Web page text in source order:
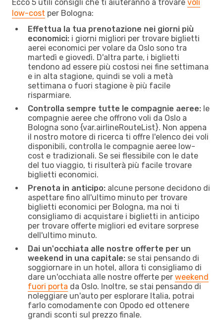
Ecco 5 utili consigli che ti aiuteranno a trovare voli
low-cost per Bologna:
Effettua la tua prenotazione nei giorni più
economici: i giorni migliori per trovare biglietti
aerei economici per volare da Oslo sono tra
martedì e giovedì. D'altra parte, i biglietti
tendono ad essere più costosi nei fine settimana
e in alta stagione, quindi se voli a metà
settimana o fuori stagione è più facile
risparmiare.
Controlla sempre tutte le compagnie aeree: le
compagnie aeree che offrono voli da Oslo a
Bologna sono {​var.airlineRouteList}. Non appena
il nostro motore di ricerca ti offre l'elenco dei voli
disponibili, controlla le compagnie aeree low-
cost e tradizionali. Se sei flessibile con le date
del tuo viaggio, ti risulterà più facile trovare
biglietti economici.
Prenota in anticipo: alcune persone decidono di
aspettare fino all'ultimo minuto per trovare
biglietti economici per Bologna, ma noi ti
consigliamo di acquistare i biglietti in anticipo
per trovare offerte migliori ed evitare sorprese
dell'ultimo minuto.
Dai un'occhiata alle nostre offerte per un
weekend in una capitale: se stai pensando di
soggiornare in un hotel, allora ti consigliamo di
dare un'occhiata alle nostre offerte per weekend
fuori porta da Oslo. Inoltre, se stai pensando di
noleggiare un'auto per esplorare Italia, potrai
farlo comodamente con Opodo ed ottenere
grandi sconti sul prezzo finale.